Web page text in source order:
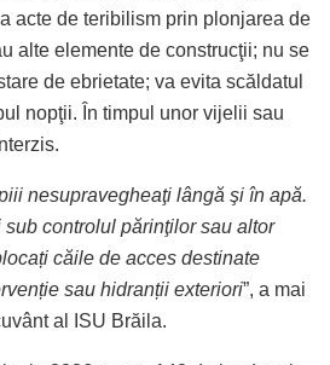
acte de teribilism prin plonjarea de
alte elemente de construcţii; nu se
de ebrietate; va evita scăldatul
nopţii. În timpul unor vijelii sau
nesupravegheaţi lângă şi în apă.
controlul părinţilor sau altor
căile de acces destinate
sau hidranții exteriori”, a mai
al ISU Brăila.